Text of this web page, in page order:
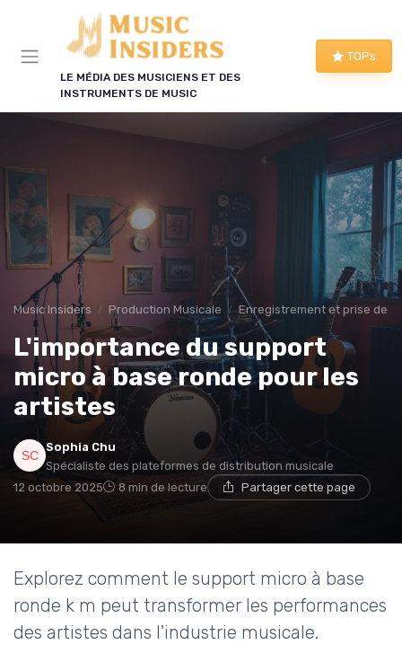
LE MÉDIA DES MUSICIENS ET DES
INSTRUMENTS DE MUSIC
TOPs
Music Insiders Production Musicale Enregistrement et prise de
L'importance du support
micro à base ronde pour les
artistes
Sophia Chu
Spécialiste des plateformes de distribution musicale
12 octobre 2025
8 min de lecture Partager cette page
Explorez comment le support micro à base
ronde k m peut transformer les performances
des artistes dans l'industrie musicale.
Panneau de gestion des cookies